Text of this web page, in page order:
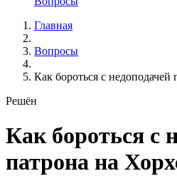
Главная
Вопросы
Как бороться с недоподачей
Решён
Как бороться с
патрона на